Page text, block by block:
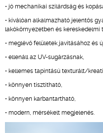
• jó mechanikai szilárdság és
• kiválóan alkalmazható jelentős
lakókörnyezetben és kereskedelmi
• meglévő felületek javításához és
• ellenáll az UV-sugárzásnak,
• kellemes tapintású texturált/
• könnyen tisztítható,
• könnyen karbantartható,
• modern, mérsékelt megjelenés.